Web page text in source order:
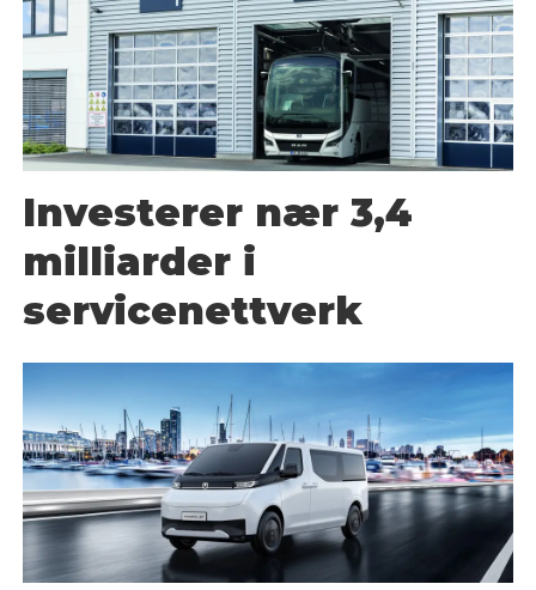
Investerer nær 3,4
milliarder i
servicenettverk